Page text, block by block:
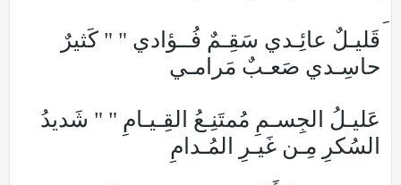
قَليـلٌ عائِـدي سَقِـمٌ فُــؤادي " " كَثيرٌ
حاسِـدي صَعـبٌ مَرامـي
عَليـلُ الجِسـمِ مُمتَنِـعُ القِـيـامِ " " شَديدُ
السُكرِ مِـن غَيـرِ المُـدامِ